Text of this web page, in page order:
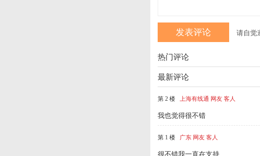
请自觉
热门评论
最新评论
第 2 楼 上海有线通 网友 客人
我也觉得很不错
第 1 楼 广东 网友 客人
很不错我一直在支持